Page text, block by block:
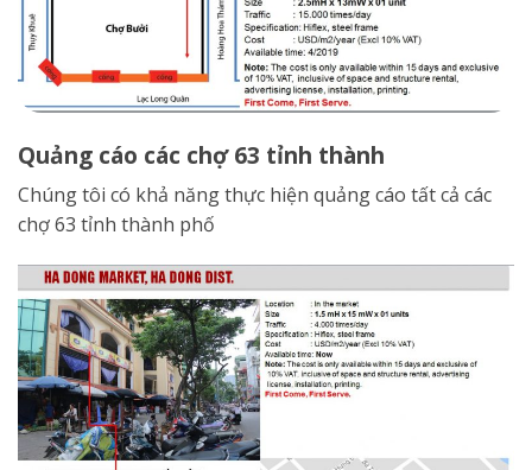
Quảng cáo các chợ 63 tỉnh thành
Chúng tôi có khả năng thực hiện quảng cáo tất cả các
chợ 63 tỉnh thành phố